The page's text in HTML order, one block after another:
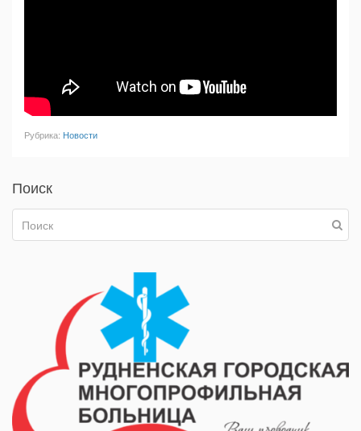
Рубрика: Новости
Поиск